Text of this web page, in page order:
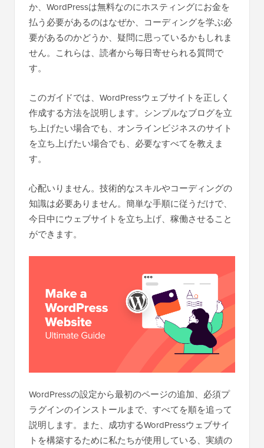
か、WordPressは無料なのにホスティングにお金を
払う必要があるのはなぜか、コーディングを学ぶ必
要があるのかどうか、疑問に思っているかもしれま
せん。これらは、読者から毎日寄せられる質問で
す。
このガイドでは、WordPressウェブサイトを正しく
作成する方法を説明します。シンプルなブログを立
ち上げたい場合でも、オンラインビジネスのサイト
を立ち上げたい場合でも、必要なすべてを教えま
す。
心配いりません。技術的なスキルやコーディングの
知識は必要ありません。簡単な手順に従うだけで、
今日中にウェブサイトを立ち上げ、稼働させること
ができます。
WordPressの設定から最初のページの追加、必須プ
ラグインのインストールまで、すべてを順を追って
説明します。また、成功するWordPressウェブサイ
トを構築するために私たちが使用している、実績の